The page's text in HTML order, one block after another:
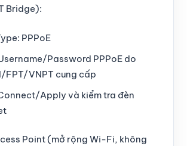
Bridge):
PPPoE
Password PPPoE do
FPT/VNPT cung cấp
Apply và kiểm tra đèn
Point (mở rộng Wi-Fi, không